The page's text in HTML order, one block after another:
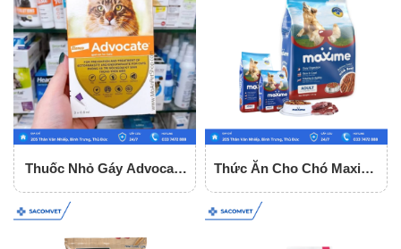
Thuốc Nhỏ Gáy Advocate
Thức Ăn Cho Chó Maxime
Tuổi Gói 1.5Kg